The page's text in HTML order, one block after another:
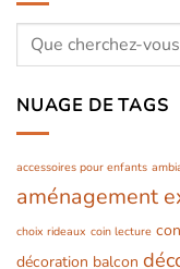
NUAGE DE TAGS
accessoires pour enfants
aménagement
choix rideaux coin lecture
décoration balcon